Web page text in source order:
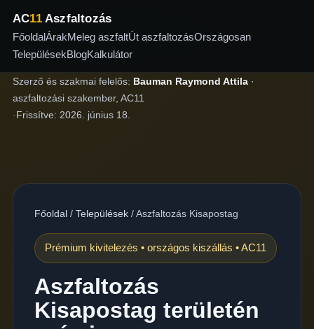
AC11Aszfaltozás
FőoldalÁrakMeleg aszfaltÚt aszfaltozásOrszágosan
TelepülésekBlogKalkulátor
Szerző és szakmai felelős: Bauman Raymond Attila·
aszfaltozási szakember, AC11
·Frissítve: 2026. június 18.
Főoldal/ Települések/Aszfaltozás Kisapostag
Prémium kivitelezés • országos kiszállás • AC11
Aszfaltozás
Kisapostag területén